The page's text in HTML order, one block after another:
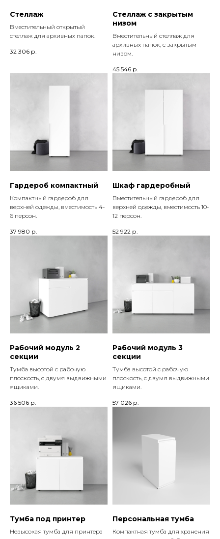
Стеллаж
Вместительный открытый
стеллаж для архивных папок.
32 306 р.
Стеллаж с закрытым
низом
Вместительный стеллаж для
архивных папок, с закрытым
низом.
45 546 р.
Гардероб компактный
Компактный гардероб для
верхней одежды, вместимость 4-
6 персон.
37 980 р.
Шкаф гардеробный
Вместительный гардероб для
верхней одежды, вместимость 10-
12 персон.
52 922 р.
Рабочий модуль 2
секции
Тумба высотой с рабочую
плоскость, с двумя выдвижными
ящиками.
36 506 р.
Рабочий модуль 3
секции
Тумба высотой с рабочую
плоскость, с двумя выдвижными
ящиками.
57 026 р.
Тумба под принтер
Невысокая тумба для принтера
Персональная тумба
Компактная тумба для хранения